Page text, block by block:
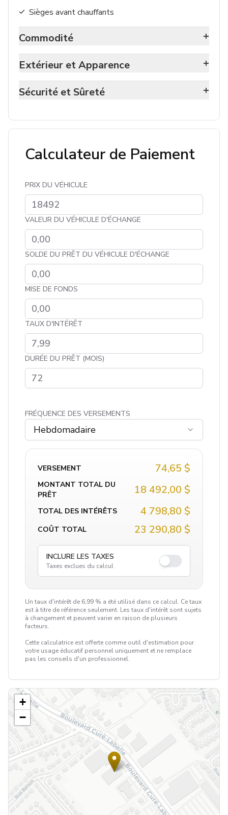
Sièges avant chauffants
Commodité +
Extérieur et Apparence +
Sécurité et Sûreté +
Calculateur de Paiement
PRIX DU VÉHICULE
VALEUR DU VÉHICULE D'ÉCHANGE
SOLDE DU PRÊT DU VÉHICULE D'ÉCHANGE
MISE DE FONDS
TAUX D'INTÉRÊT
DURÉE DU PRÊT (MOIS)
FRÉQUENCE DES VERSEMENTS
Hebdomadaire
VERSEMENT 74,65 $
MONTANT TOTAL DU
PRÊT
18 492,00 $
TOTAL DES INTÉRÊTS 4 798,80 $
COÛT TOTAL 23 290,80 $
INCLURE LES TAXES
Taxes exclues du calcul
Un taux d'intérêt de 6,99 % a été utilisé dans ce calcul. Ce taux
est à titre de référence seulement. Les taux d'intérêt sont sujets
à changement et peuvent varier en raison de plusieurs
facteurs.
Cette calculatrice est offerte comme outil d'estimation pour
votre usage éducatif personnel uniquement et ne remplace
pas les conseils d'un professionnel.
+
−